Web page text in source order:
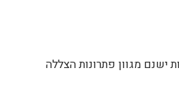
ישנם מגוון פתרונות הצללה